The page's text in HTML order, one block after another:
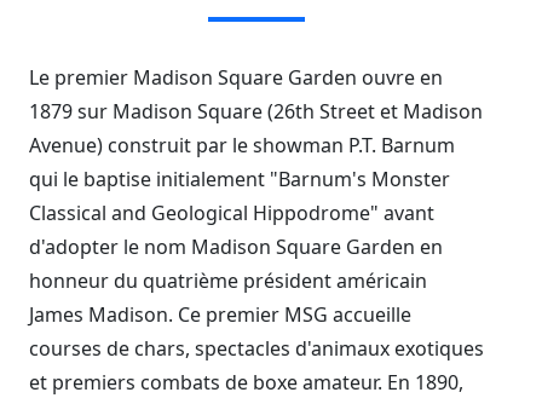
Le premier Madison Square Garden ouvre en
1879 sur Madison Square (26th Street et Madison
Avenue) construit par le showman P.T. Barnum
qui le baptise initialement "Barnum's Monster
Classical and Geological Hippodrome" avant
d'adopter le nom Madison Square Garden en
honneur du quatrième président américain
James Madison. Ce premier MSG accueille
courses de chars, spectacles d'animaux exotiques
et premiers combats de boxe amateur. En 1890,